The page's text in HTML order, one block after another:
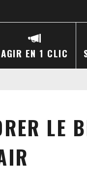
AGIR EN 1 CLIC
LE